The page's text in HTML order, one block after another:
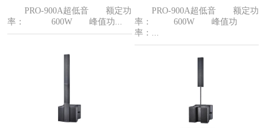
PRO-900A超低音 额定功
率： 600W 峰值功...
PRO-900A超低音 额定功
率： 600W 峰值功
率：...